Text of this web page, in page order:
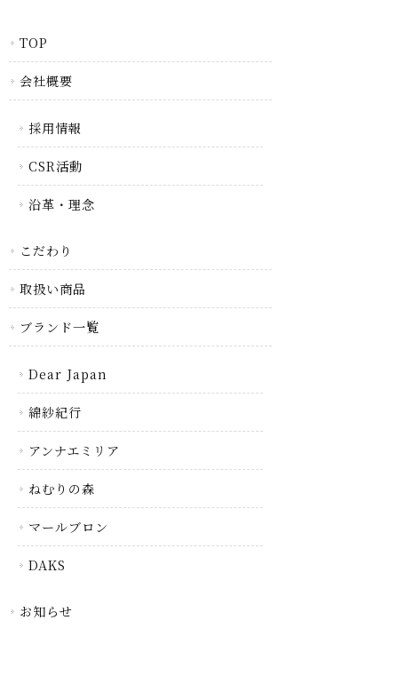
TOP
会社概要
採用情報
CSR活動
沿革・理念
こだわり
取扱い商品
ブランド一覧
Dear Japan
綿紗紀行
アンナエミリア
ねむりの森
マールブロン
DAKS
お知らせ